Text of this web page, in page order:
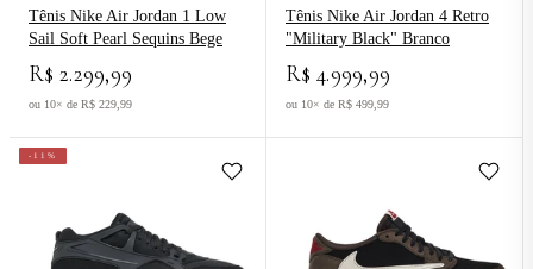
Tênis Nike Air Jordan 1 Low
Sail Soft Pearl Sequins Bege
R$ 2.299,99
ou 10× de R$ 229,99
Tênis Nike Air Jordan 4 Retro
"Military Black" Branco
R$ 4.999,99
ou 10× de R$ 499,99
-11%